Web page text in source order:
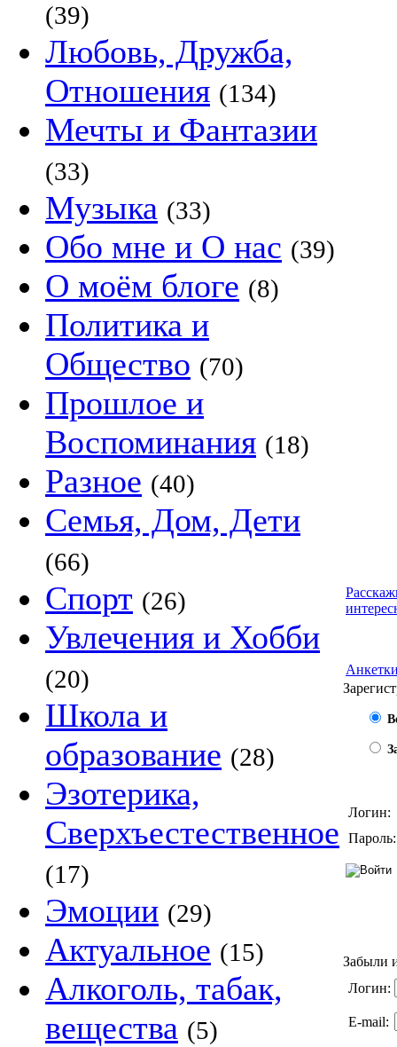
(39)
Любовь, Дружба,
Отношения (134)
Мечты и Фантазии
(33)
Музыка (33)
Обо мне и О нас (39)
О моём блоге (8)
Политика и
Общество (70)
Прошлое и
Воспоминания (18)
Разное (40)
Семья, Дом, Дети
(66)
Спорт (26)
Увлечения и Хобби
(20)
Школа и
образование (28)
Эзотерика,
Сверхъестественное
(17)
Эмоции (29)
Актуальное (15)
Алкоголь, табак,
вещества (5)
Логин:
Пароль:
Забыли
Логин:
E-mail: